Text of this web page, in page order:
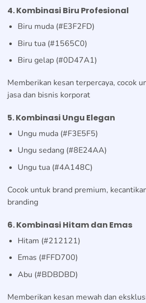
4. Kombinasi Biru Profesional
Biru muda (#E3F2FD)
Biru tua (#1565C0)
Biru gelap (#0D47A1)
Memberikan kesan terpercaya, cocok
jasa dan bisnis korporat
5. Kombinasi Ungu Elegan
Ungu muda (#F3E5F5)
Ungu sedang (#8E24AA)
Ungu tua (#4A148C)
Cocok untuk brand premium,
branding
6. Kombinasi Hitam dan Emas
Hitam (#212121)
Emas (#FFD700)
Abu (#BDBDBD)
Memberikan kesan mewah dan